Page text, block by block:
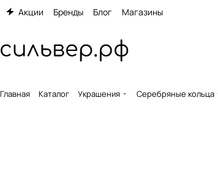
Акции Бренды Блог Магазины
Главная Каталог Украшения Серебряные кольца